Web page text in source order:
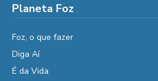
Planeta Foz
Foz, o que fazer
Diga Aí
É da Vida